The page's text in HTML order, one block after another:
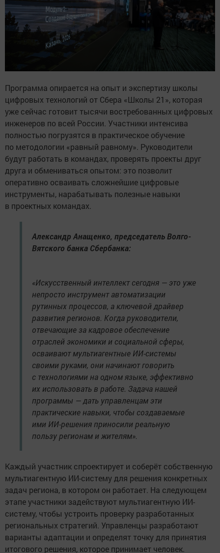
Программа опирается на опыт и экспертизу школы
цифровых технологий от Сбера «Школы 21», которая
уже сейчас готовит тысячи востребованных цифровых
инженеров по всей России. Участники интенсива
полностью погрузятся в практическое обучение
по методологии «равный равному». Руководители
будут работать в командах, проверять проекты друг
друга и обмениваться опытом: это позволит
оперативно осваивать сложнейшие цифровые
инструменты, нарабатывать полезные навыки
в проектных командах.
Александр Анащенко, председатель Волго-
Вятского банка Сбербанка:
«Искусственный интеллект сегодня — это уже
непросто инструмент автоматизации
рутинных процессов, а ключевой драйвер
развития регионов. Когда руководители,
отвечающие за кадровое обеспечение
отраслей экономики и социальной сферы,
осваивают мультиагентные ИИ-системы
своими руками, они начинают говорить
с технологиями на одном языке, эффективно
их использовать в работе. Задача нашей
программы — дать управленцам эти
практические навыки, чтобы создаваемые
ими ИИ-решения приносили реальную
пользу регионам и жителям».
Каждый участник спроектирует и соберёт собственную
мультиагентную ИИ-систему для решения конкретных
задач региона, в котором он работает. На следующем
этапе участники задействуют мультиагентную ИИ-
систему, чтобы устроить проверку разработанных
региональных стратегий. Управленцы разработают
варианты адаптации и определят точку для принятия
итогового решения, которое принимает человек.